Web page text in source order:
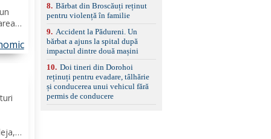
8. Bărbat din Broscăuți reținut
pentru violență în familie
9. Accident la Pădureni. Un
bărbat a ajuns la spital după
impactul dintre două mașini
10. Doi tineri din Dorohoi
reținuți pentru evadare, tâlhărie
și conducerea unui vehicul fără
permis de conducere